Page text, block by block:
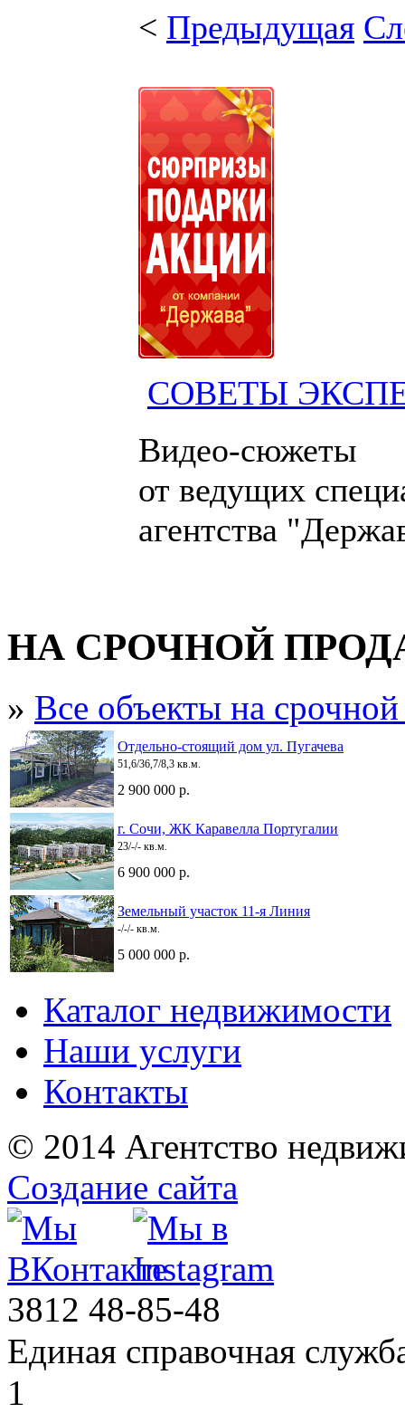
< Предыдущая
СОВЕТЫ
Видео-сюжеты
от ведущих
агентства
НА СРОЧНОЙ
» Все объекты на
Отдельно-стоящий дом ул. Пугачева
51,6/36,7/8,3 кв.м.
2 900 000 р.
г. Сочи, ЖК Каравелла Португалии
23/-/- кв.м.
6 900 000 р.
Земельный участок 11-я Линия
-/-/- кв.м.
5 000 000 р.
Каталог недвижимости
Наши услуги
Контакты
© 2014 Агентство
Создание сайта
3812 48-85-48
Единая справочная
1